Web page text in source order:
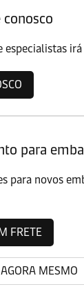
conosco
especialistas
para
para novos
FRETE
MESMO